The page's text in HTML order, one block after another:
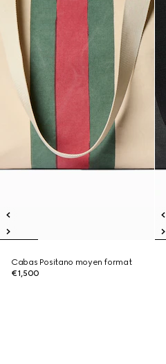
Cabas Positano moyen format
€1,500